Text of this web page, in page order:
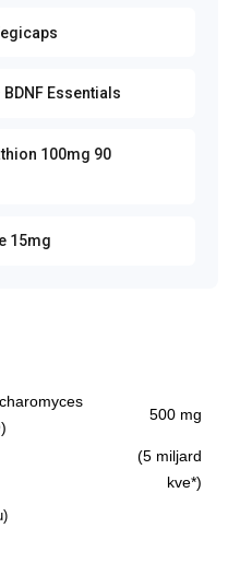
Essentials
100mg 90
15mg
500 mg
(5 miljard
kve*)